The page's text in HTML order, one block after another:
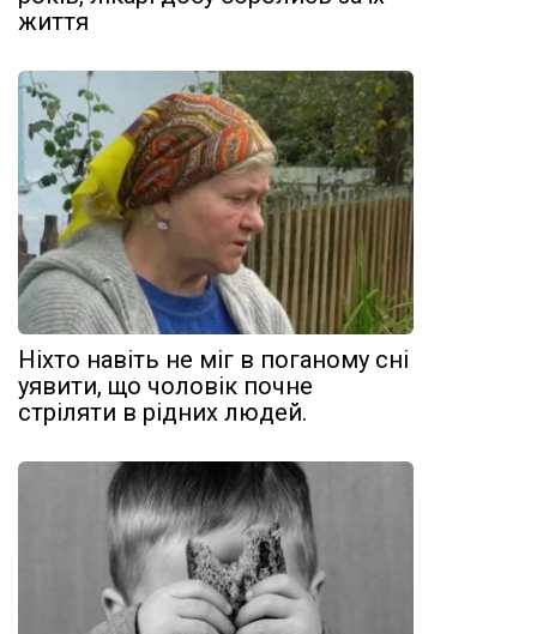
життя
Ніхто навіть не міг в поганому сні
уявити, що чоловік почне
стріляти в рідних людей.